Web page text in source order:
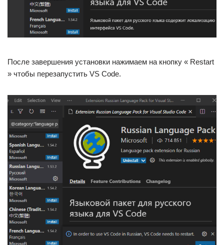
После завершения установки нажимаем на кнопку « Restart
» чтобы перезапустить VS Code.